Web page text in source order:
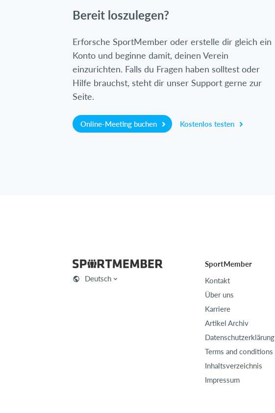
Bereit loszulegen?
Erforsche SportMember oder erstelle dir gleich ein
Konto und beginne damit, deinen Verein
einzurichten. Falls du Fragen haben solltest oder
Hilfe brauchst, steht dir unser Support gerne zur
Seite.
Online-Meeting buchen Kostenlos testen
Deutsch
SportMember
Kontakt
Über uns
Karriere
Artikel Archiv
Datenschutzerklärung
Terms and conditions
Inhaltsverzeichnis
Impressum